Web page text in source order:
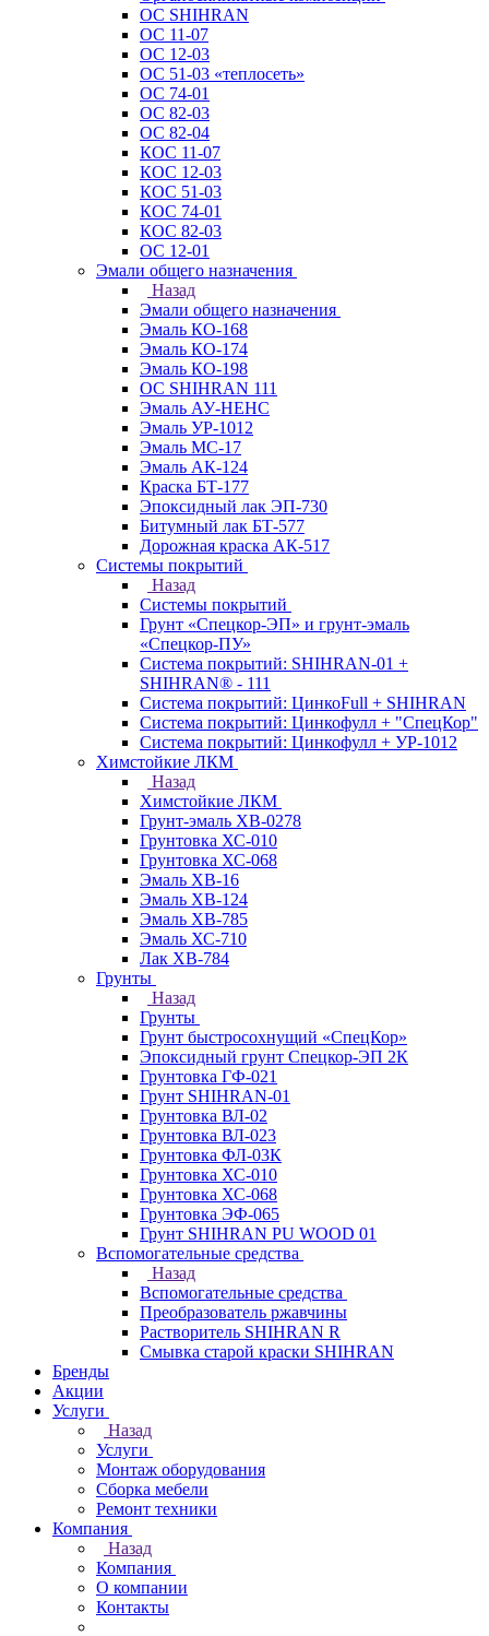
ОС SHIHRAN
ОС 11-07
ОС 12-03
ОС 51-03 «теплосеть»
ОС 74-01
ОС 82-03
ОС 82-04
КОС 11-07
КОС 12-03
КОС 51-03
КОС 74-01
КОС 82-03
ОС 12-01
Эмали общего назначения
Назад
Эмали общего назначения
Эмаль КО-168
Эмаль КО-174
Эмаль КО-198
ОС SHIHRAN 111
Эмаль АУ-НЕНС
Эмаль УР-1012
Эмаль МС-17
Эмаль АК-124
Краска БТ-177
Эпоксидный лак ЭП-730
Битумный лак БТ-577
Дорожная краска АК-517
Системы покрытий
Назад
Системы покрытий
Грунт «Спецкор-ЭП» и грунт-эмаль
«Спецкор-ПУ»
Система покрытий: SHIHRAN-01 +
SHIHRAN® - 111
Система покрытий: ЦинкоFull + SHIHRAN
Система покрытий: Цинкофулл + "СпецКор"
Система покрытий: Цинкофулл + УР-1012
Химстойкие ЛКМ
Назад
Химстойкие ЛКМ
Грунт-эмаль ХВ-0278
Грунтовка ХС-010
Грунтовка ХС-068
Эмаль ХВ-16
Эмаль ХВ-124
Эмаль ХВ-785
Эмаль ХС-710
Лак ХВ-784
Грунты
Назад
Грунты
Грунт быстросохнущий «СпецКор»
Эпоксидный грунт Спецкор-ЭП 2К
Грунтовка ГФ-021
Грунт SHIHRAN-01
Грунтовка ВЛ-02
Грунтовка ВЛ-023
Грунтовка ФЛ-03К
Грунтовка ХС-010
Грунтовка ХС-068
Грунтовка ЭФ-065
Грунт SHIHRAN PU WOOD 01
Вспомогательные средства
Назад
Вспомогательные средства
Преобразователь ржавчины
Растворитель SHIHRAN R
Смывка старой краски SHIHRAN
Бренды
Акции
Услуги
Назад
Услуги
Монтаж оборудования
Сборка мебели
Ремонт техники
Компания
Назад
Компания
О компании
Контакты